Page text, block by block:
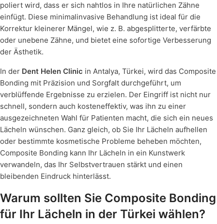
poliert wird, dass er sich nahtlos in Ihre natürlichen Zähne
einfügt. Diese minimalinvasive Behandlung ist ideal für die
Korrektur kleinerer Mängel, wie z. B. abgesplitterte, verfärbte
oder unebene Zähne, und bietet eine sofortige Verbesserung
der Ästhetik.
In der Dent Helen Clinic in Antalya, Türkei, wird das Composite
Bonding mit Präzision und Sorgfalt durchgeführt, um
verblüffende Ergebnisse zu erzielen. Der Eingriff ist nicht nur
schnell, sondern auch kosteneffektiv, was ihn zu einer
ausgezeichneten Wahl für Patienten macht, die sich ein neues
Lächeln wünschen. Ganz gleich, ob Sie Ihr Lächeln aufhellen
oder bestimmte kosmetische Probleme beheben möchten,
Composite Bonding kann Ihr Lächeln in ein Kunstwerk
verwandeln, das Ihr Selbstvertrauen stärkt und einen
bleibenden Eindruck hinterlässt.
Warum sollten Sie Composite Bonding
für Ihr Lächeln in der Türkei wählen?